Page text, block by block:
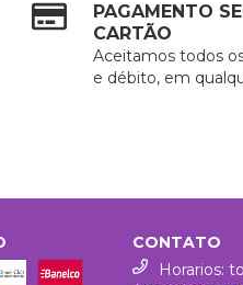
PAGAMENTO
CARTÃO
Aceitamos todos
e débito, em
CONTATO
Horarios: